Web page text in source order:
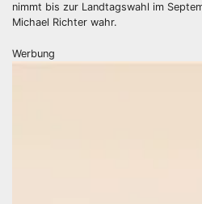
nimmt bis zur Landtagswahl im
Michael Richter wahr.
Werbung